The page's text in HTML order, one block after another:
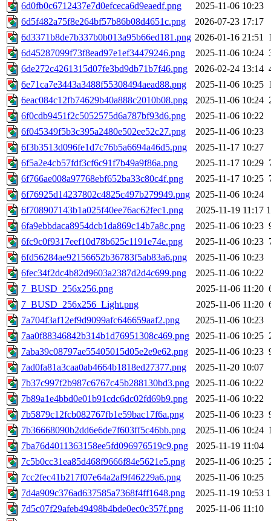
6d0fb0c6712437e7d0efceca6d9eaedf.png
2025-11-06 10:23
6d5f482a75f8e264bf57b86b08d4651c.png
2026-07-23 17:17
6d3371b8de7b337b0b013a95b66ed181.png 2026-01-16 21:51
6d45287099f73f8ead97e1ef34479246.png
2025-11-06 10:24
6de272c4261315d07fe3bd9db71b7f46.png
2026-02-24 13:14
6e71ca7e3443a3488f55308494aead88.png
2025-11-06 10:25
6eac084c12fb74629b40a888c2010b08.png
2025-11-06 10:24
6f0cdb9451f2c5052575d6a787bf93d6.png
2025-11-06 10:22
6f045349f5b3c395a2480e502ee52c27.png
2025-11-06 10:23
6f3b3513d096fe1d7c76b5a6694a46d5.png
2025-11-17 10:27
6f5a2e4cb57fdf3cf6c91f7b49a9f86a.png
2025-11-17 10:29
6f766ae008a97768ebf652ba33c80c4f.png
2025-11-17 10:25
6f76925d14237802c4825c497b279949.png 2025-11-06 10:24
6f708907143b1a025f40ee76ac62fec1.png
2025-11-19 11:17
6fa9ebbdaca8954dcb1da869c14b7a8c.png
2025-11-06 10:23
6fc9c0f9317eef10d78b625c1191e74e.png
2025-11-06 10:23
6fd56284ae92156652b36783f5ab83a6.png
2025-11-06 10:23
6fec34f2dc4b82d9603a2387d2d4c699.png
2025-11-06 10:22
7_BUSD_256x256.png
2025-11-06 11:20
7_BUSD_256x256_Light.png
2025-11-06 11:20
7a704f3af12ef9d9099afc646659aaf2.png
2025-11-06 10:23
7aa0f88346842b314b1d76951308c469.png 2025-11-06 10:25
7aba39c08797ae55405015d05e2e9e62.png
2025-11-06 10:23
7ad0fa81a3caa0ab4664b1818ed27377.png
2025-11-20 10:07
7b37c997f2b987c6767c45b288130bd3.png 2025-11-06 10:22
7b89a1e4bbd0e01b91cdc6dc02fd69b9.png
2025-11-06 10:22
7b5879c12fcb082767fb1e59bac17f6a.png
2025-11-06 10:23
7b36668090b2dd6e6de7f603ff5c46bb.png
2025-11-06 10:24
7ba76d4011363158ee5fd096976519c9.png
2025-11-19 11:04
7c5b0cc31ea85d468f9666f84e5621e5.png
2025-11-06 10:25
7cc2fec41b217f07e64a2af9f46229a6.png
2025-11-06 10:25
7d4a909c376ad637585a7368f4ff1648.png
2025-11-19 10:53
7d5c07f29afeb49498b4bde0ec0c357f.png
2025-11-06 11:10